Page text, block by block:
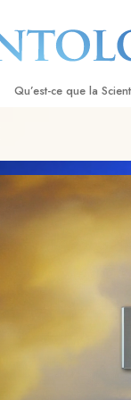
Qu’est-ce que la
Credos et Codes de
Les scientologues et
Les principes de base